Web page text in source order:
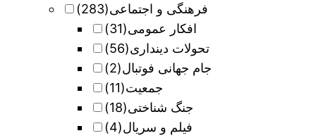
فرهنگی و اجتماعی(283)
افکار عمومی(31)
تحولات دینداری(56)
جام جهانی فوتبال(2)
جمعیت(11)
جنگ شناختی(18)
فیلم و سریال(4)